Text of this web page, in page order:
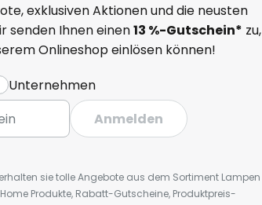
exklusiven Aktionen und die neusten
senden Ihnen einen13 %-Gutschein* zu,
Onlineshop einlösen können!
Unternehmen
Anmelden
sie tolle Angebote aus dem Sortiment Lampen
Produkte, Rabatt-Gutscheine, Produktpreis-